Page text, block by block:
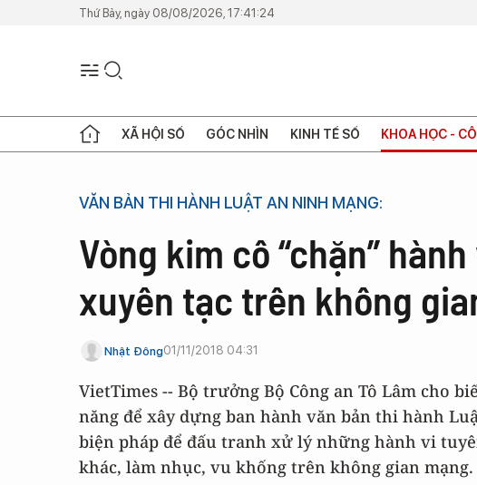
Thứ Bảy, ngày 08/08/2026, 17:41:24
XÃ HỘI SỐ GÓC NHÌN KINH TẾ SỐ KHOA HỌC -
VĂN BẢN THI HÀNH LUẬT AN NINH MẠNG:
Vòng kim cô “chặn”
xuyên tạc trên không
Nhật Đông01/11/2018 04:31
VietTimes -- Bộ trưởng Bộ Công an Tô Lâm cho
năng để xây dựng ban hành văn bản thi hành
biện pháp để đấu tranh xử lý những hành vi
khác, làm nhục, vu khống trên không gian mạng.